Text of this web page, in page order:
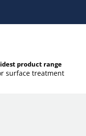
product range
surface treatment